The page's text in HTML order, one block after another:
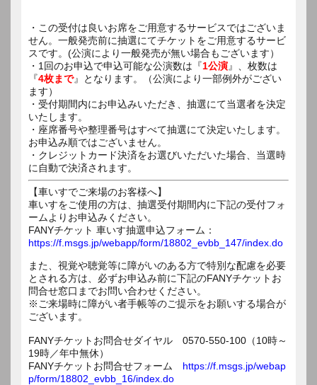
・この受付は良いお席をご用意するサービスではございま
せん。一般発売前に抽選にてチケットをご用意するサービ
スです。(公演により一般発売が無い場合もございます）
・1回のお申込で申込可能な公演数は『1公演』、枚数は
『4枚まで』となります。（公演により一部例外がござい
ます）
・受付期間内にお申込みいただき、抽選にて当選者を決定
いたします。
・座席番号や整理番号はすべて抽選にて決定いたします。
お申込み順ではございません。
・クレジットカード決済をお選びいただいた場合、当選時
に自動で決済されます。
【車いすでご来場のお客様へ】
車いすをご使用の方は、抽選受付期間内に下記の受付フォ
ームよりお申込みください。
FANYチケット 車いす抽選申込フォーム：
https://f.msgs.jp/webapp/form/18802_evbb_147/index.do
また、視覚や聴覚等に障がいのある方で特別な配慮を必要
とされる方は、必ずお申込み前に下記のFANYチケットお
問合せ窓口までお問い合わせください。
※ご来場時に障がい者手帳等のご提示をお願いする場合が
ございます。
FANYチケットお問合せダイヤル 0570-550-100（10時～
19時／年中無休）
FANYチケットお問合せフォーム https://f.msgs.jp/webap
p/form/18802_evbb_16/index.do